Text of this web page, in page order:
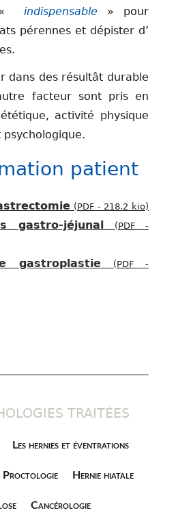
indispensable » pour
pérennes et dépister d’
dans des résultât durable
facteur sont pris en
activité physique
patient
(PDF - 218.2 kio)
gastro-jéjunal (PDF -
gastroplastie (PDF -
TRAITÉES
Les hernies et éventrations
Proctologie Hernie hiatale
Cancérologie